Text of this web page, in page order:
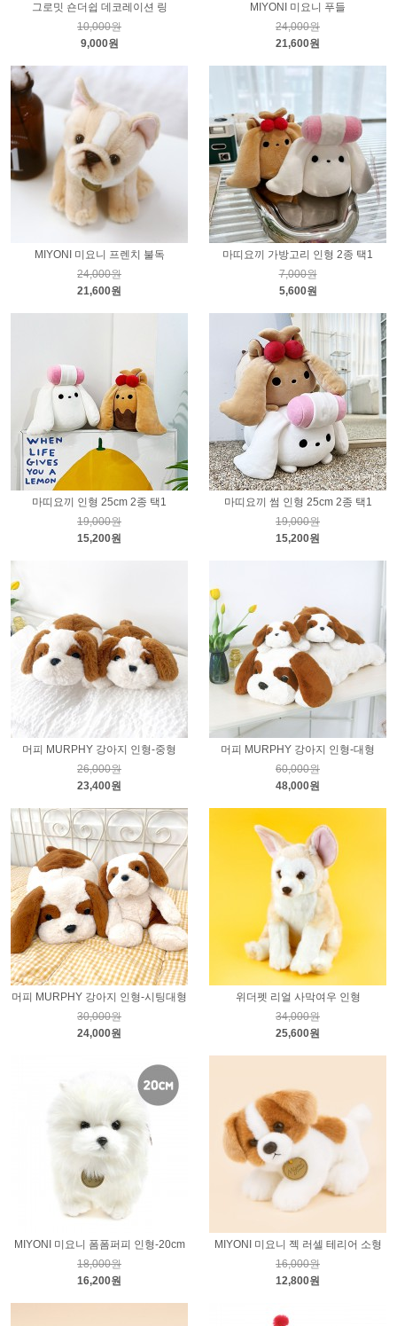
그로밋 숀더쉽 데코레이션 링
10,000원
9,000원
MIYONI 미요니 푸들
24,000원
21,600원
MIYONI 미요니 프렌치 불독
24,000원
21,600원
마띠요끼 가방고리 인형 2종 택1
7,000원
5,600원
마띠요끼 인형 25cm 2종 택1
19,000원
15,200원
마띠요끼 썸 인형 25cm 2종 택1
19,000원
15,200원
머피 MURPHY 강아지 인형-중형
26,000원
23,400원
머피 MURPHY 강아지 인형-대형
60,000원
48,000원
머피 MURPHY 강아지 인형-시팅대형
30,000원
24,000원
위더펫 리얼 사막여우 인형
34,000원
25,600원
MIYONI 미요니 폼폼퍼피 인형-20cm
18,000원
16,200원
MIYONI 미요니 젝 러셀 테리어 소형
16,000원
12,800원